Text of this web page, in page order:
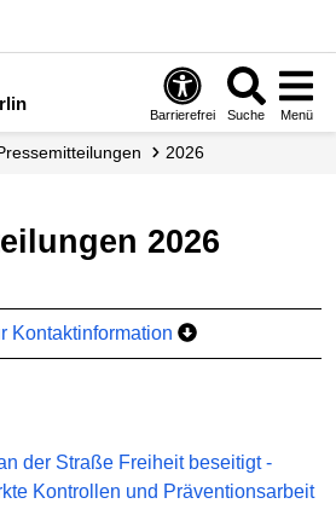
Barrierefrei Suche Menü
Presse­mitteilungen 2026
2026
Kontaktinformation
der Straße Freiheit beseitigt -
Kontrollen und Präventionsarbeit